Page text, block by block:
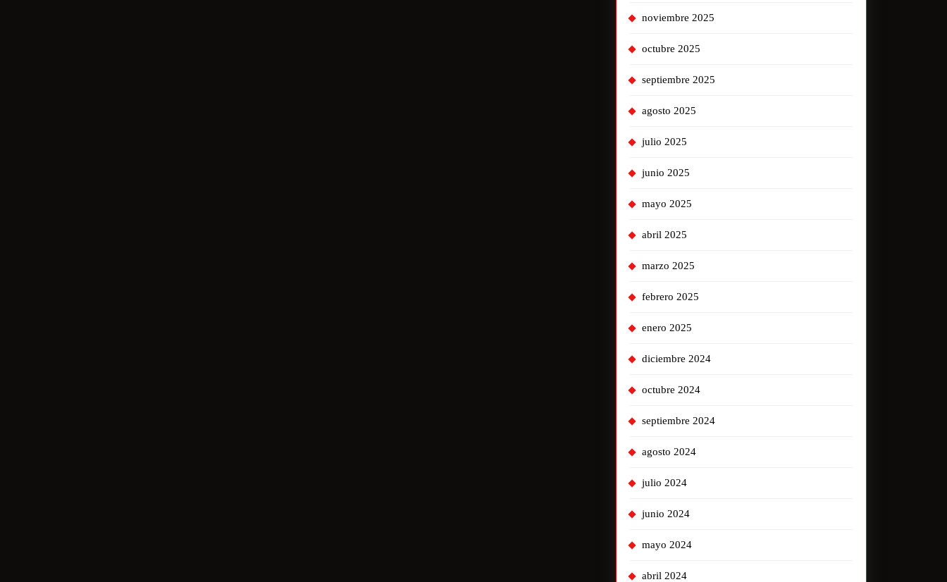
noviembre 2025
octubre 2025
septiembre 2025
agosto 2025
julio 2025
junio 2025
mayo 2025
abril 2025
marzo 2025
febrero 2025
enero 2025
diciembre 2024
octubre 2024
septiembre 2024
agosto 2024
julio 2024
junio 2024
mayo 2024
abril 2024